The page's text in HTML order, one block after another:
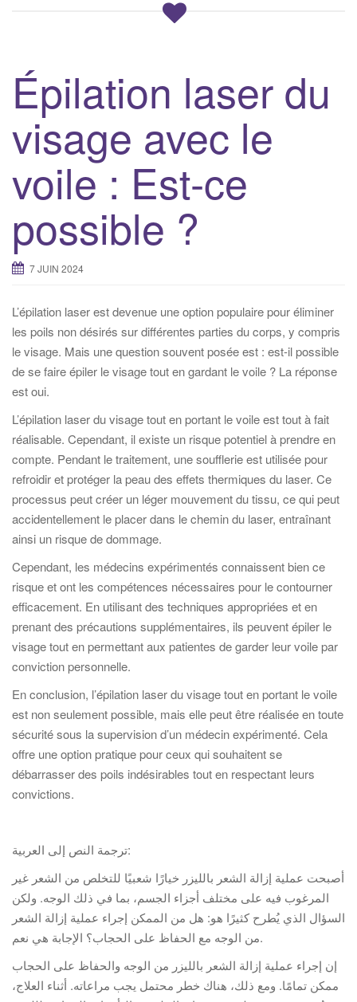
Épilation laser du
visage avec le
voile : Est-ce
possible ?
7 JUIN 2024
L’épilation laser est devenue une option populaire pour éliminer
les poils non désirés sur différentes parties du corps, y compris
le visage. Mais une question souvent posée est : est-il possible
de se faire épiler le visage tout en gardant le voile ? La réponse
est oui.
L’épilation laser du visage tout en portant le voile est tout à fait
réalisable. Cependant, il existe un risque potentiel à prendre en
compte. Pendant le traitement, une soufflerie est utilisée pour
refroidir et protéger la peau des effets thermiques du laser. Ce
processus peut créer un léger mouvement du tissu, ce qui peut
accidentellement le placer dans le chemin du laser, entraînant
ainsi un risque de dommage.
Cependant, les médecins expérimentés connaissent bien ce
risque et ont les compétences nécessaires pour le contourner
efficacement. En utilisant des techniques appropriées et en
prenant des précautions supplémentaires, ils peuvent épiler le
visage tout en permettant aux patientes de garder leur voile par
conviction personnelle.
En conclusion, l’épilation laser du visage tout en portant le voile
est non seulement possible, mais elle peut être réalisée en toute
sécurité sous la supervision d’un médecin expérimenté. Cela
offre une option pratique pour ceux qui souhaitent se
débarrasser des poils indésirables tout en respectant leurs
convictions.
ترجمة النص إلى العربية:
أصبحت عملية إزالة الشعر بالليزر خيارًا شعبيًا للتخلص من الشعر غير
المرغوب فيه على مختلف أجزاء الجسم، بما في ذلك الوجه. ولكن
السؤال الذي يُطرح كثيرًا هو: هل من الممكن إجراء عملية إزالة الشعر
من الوجه مع الحفاظ على الحجاب؟ الإجابة هي نعم.
إن إجراء عملية إزالة الشعر بالليزر من الوجه والحفاظ على الحجاب
ممكن تمامًا. ومع ذلك، هناك خطر محتمل يجب مراعاته. أثناء العلاج،